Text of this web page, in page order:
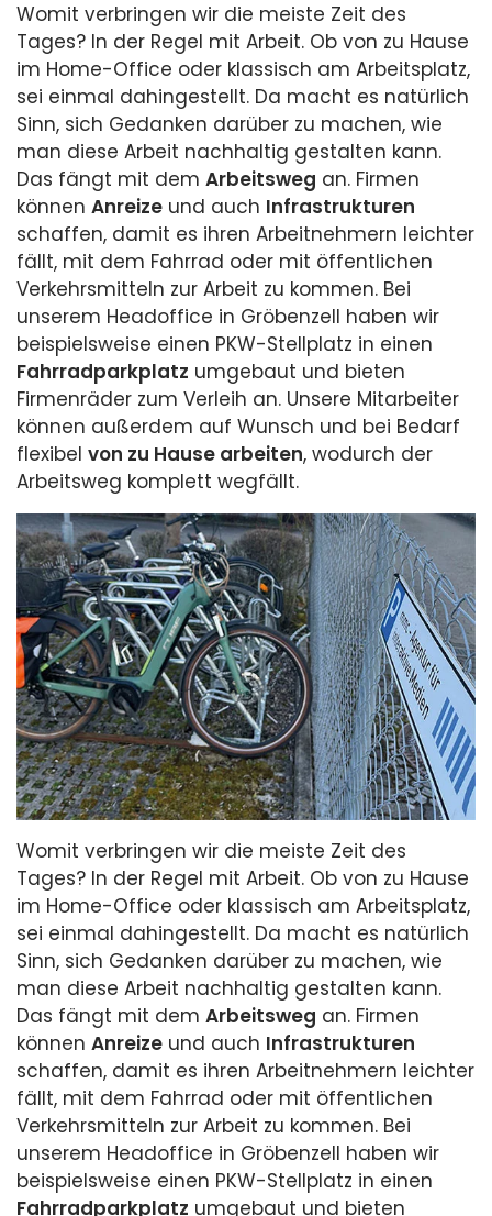
Womit verbringen wir die meiste Zeit des
Tages? In der Regel mit Arbeit. Ob von zu Hause
im Home-Office oder klassisch am Arbeitsplatz,
sei einmal dahingestellt. Da macht es natürlich
Sinn, sich Gedanken darüber zu machen, wie
man diese Arbeit nachhaltig gestalten kann.
Das fängt mit dem Arbeitsweg an. Firmen
können Anreize und auch Infrastrukturen
schaffen, damit es ihren Arbeitnehmern leichter
fällt, mit dem Fahrrad oder mit öffentlichen
Verkehrsmitteln zur Arbeit zu kommen. Bei
unserem Headoffice in Gröbenzell haben wir
beispielsweise einen PKW-Stellplatz in einen
Fahrradparkplatz umgebaut und bieten
Firmenräder zum Verleih an. Unsere Mitarbeiter
können außerdem auf Wunsch und bei Bedarf
flexibel von zu Hause arbeiten, wodurch der
Arbeitsweg komplett wegfällt.
Womit verbringen wir die meiste Zeit des
Tages? In der Regel mit Arbeit. Ob von zu Hause
im Home-Office oder klassisch am Arbeitsplatz,
sei einmal dahingestellt. Da macht es natürlich
Sinn, sich Gedanken darüber zu machen, wie
man diese Arbeit nachhaltig gestalten kann.
Das fängt mit dem Arbeitsweg an. Firmen
können Anreize und auch Infrastrukturen
schaffen, damit es ihren Arbeitnehmern leichter
fällt, mit dem Fahrrad oder mit öffentlichen
Verkehrsmitteln zur Arbeit zu kommen. Bei
unserem Headoffice in Gröbenzell haben wir
beispielsweise einen PKW-Stellplatz in einen
Fahrradparkplatz umgebaut und bieten